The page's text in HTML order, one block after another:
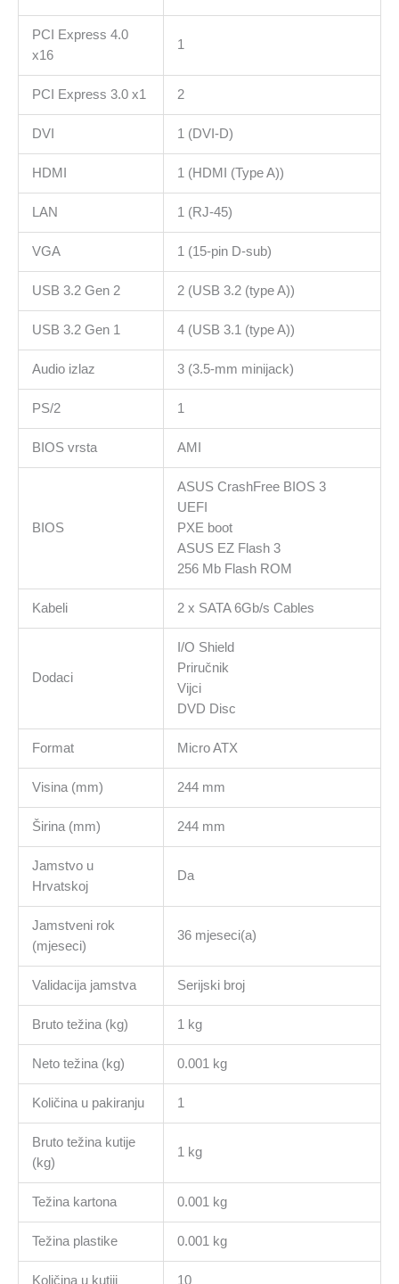
PCI Express 4.0
x16
1
PCI Express 3.0 x1 2
DVI 1 (DVI-D)
HDMI 1 (HDMI (Type A))
LAN 1 (RJ-45)
VGA 1 (15-pin D-sub)
USB 3.2 Gen 2 2 (USB 3.2 (type A))
USB 3.2 Gen 1 4 (USB 3.1 (type A))
Audio izlaz 3 (3.5-mm minijack)
PS/2 1
BIOS vrsta AMI
BIOS
ASUS CrashFree BIOS 3
UEFI
PXE boot
ASUS EZ Flash 3
256 Mb Flash ROM
Kabeli 2 x SATA 6Gb/s Cables
Dodaci
I/O Shield
Priručnik
Vijci
DVD Disc
Format Micro ATX
Visina (mm) 244 mm
Širina (mm) 244 mm
Jamstvo u
Hrvatskoj
Da
Jamstveni rok
(mjeseci)
36 mjeseci(a)
Validacija jamstva Serijski broj
Bruto težina (kg) 1 kg
Neto težina (kg) 0.001 kg
Količina u pakiranju 1
Bruto težina kutije
(kg)
1 kg
Težina kartona 0.001 kg
Težina plastike 0.001 kg
Količina u kutiji 10